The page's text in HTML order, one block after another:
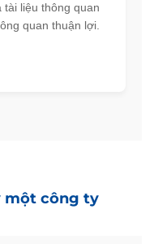
tài liệu thông quan
quan thuận lợi.
một công ty